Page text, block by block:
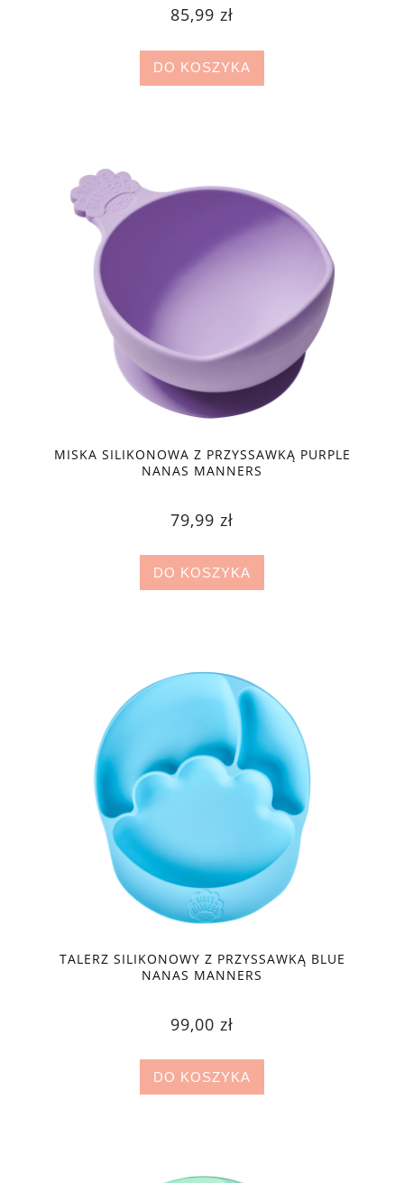
85,99 zł
DO KOSZYKA
MISKA SILIKONOWA Z PRZYSSAWKĄ PURPLE
NANAS MANNERS
79,99 zł
DO KOSZYKA
TALERZ SILIKONOWY Z PRZYSSAWKĄ BLUE
NANAS MANNERS
99,00 zł
DO KOSZYKA